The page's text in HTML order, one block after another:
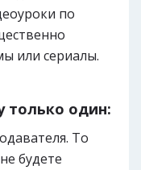
по
или сериалы.
только один:
То
будете